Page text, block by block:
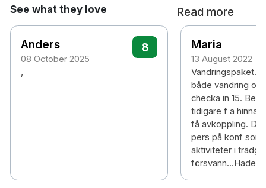
See what they love Read more
Anders
08 October 2025
8
,
Maria
13 August 2022
Vandringspaket.
både vandring o
checka in 15.
tidigare f a
få avkoppling.
pers på konf som
aktiviteter i
försvann...Hade t